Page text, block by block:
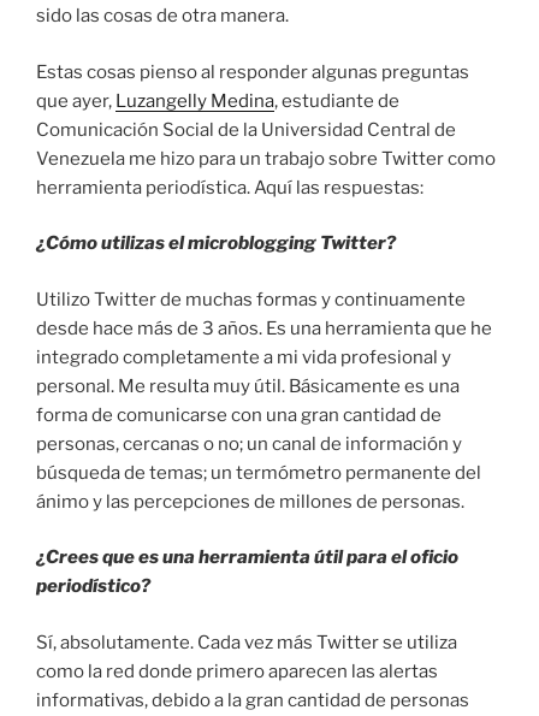
sido las cosas de otra manera.
Estas cosas pienso al responder algunas preguntas
que ayer, Luzangelly Medina, estudiante de
Comunicación Social de la Universidad Central de
Venezuela me hizo para un trabajo sobre Twitter como
herramienta periodística. Aquí las respuestas:
¿Cómo utilizas el microblogging Twitter?
Utilizo Twitter de muchas formas y continuamente
desde hace más de 3 años. Es una herramienta que he
integrado completamente a mi vida profesional y
personal. Me resulta muy útil. Básicamente es una
forma de comunicarse con una gran cantidad de
personas, cercanas o no; un canal de información y
búsqueda de temas; un termómetro permanente del
ánimo y las percepciones de millones de personas.
¿Crees que es una herramienta útil para el oficio
periodístico?
Sí, absolutamente. Cada vez más Twitter se utiliza
como la red donde primero aparecen las alertas
informativas, debido a la gran cantidad de personas